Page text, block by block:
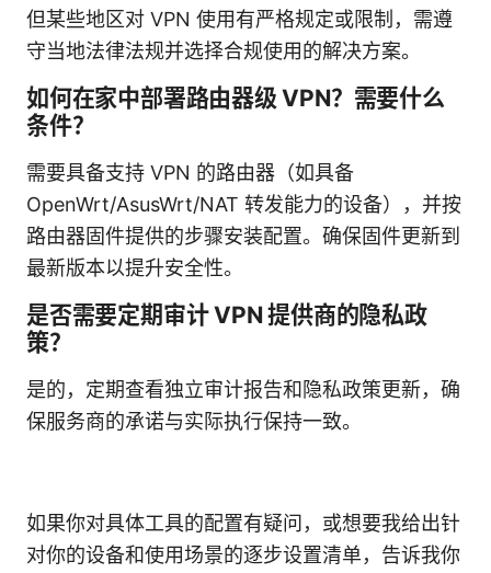
但某些地区对 VPN 使用有严格规定或限制，需遵
守当地法律法规并选择合规使用的解决方案。
如何在家中部署路由器级 VPN？需要什么
条件？
需要具备支持 VPN 的路由器（如具备
OpenWrt/AsusWrt/NAT 转发能力的设备），并按
路由器固件提供的步骤安装配置。确保固件更新到
最新版本以提升安全性。
是否需要定期审计 VPN 提供商的隐私政
策？
是的，定期查看独立审计报告和隐私政策更新，确
保服务商的承诺与实际执行保持一致。
如果你对具体工具的配置有疑问，或想要我给出针
对你的设备和使用场景的逐步设置清单，告诉我你